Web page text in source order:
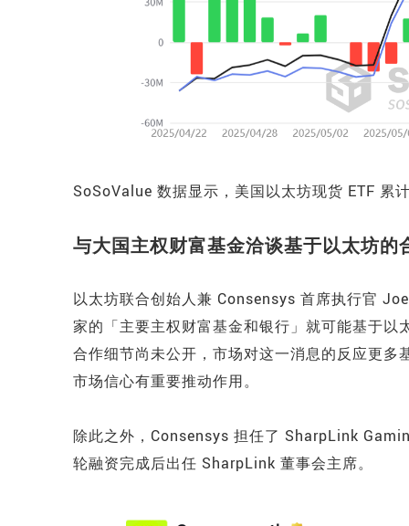
SoSoValue 数据显示，美国以太坊现货 ETF 累
与大国主权财富基金洽谈基于以太坊的
以太坊联合创始人兼 Consensys 首席执行官
家的「主要主权财富基金和银行」就可能基于
合作细节尚未公开，市场对这一消息的反应更
市场信心有重要推动作用。
除此之外，Consensys 担任了 SharpLink
轮融资完成后出任 SharpLink 董事会主席。